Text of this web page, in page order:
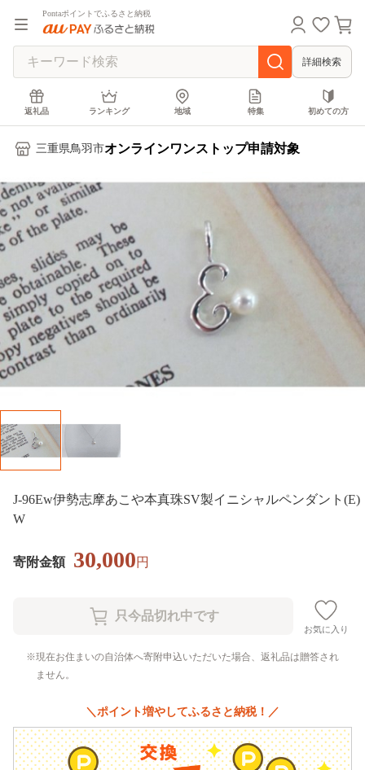
Pontaポイントでふるさと納税
詳細検索
返礼品 ランキング 地域 特集 初めての方
三重県鳥羽市オンラインワンストップ申請対象
J-96Ew伊勢志摩あこや本真珠SV製イニシャルペンダント(E)
W
寄附金額 30,000円
お気に入り
現在お住まいの自治体へ寄附申込いただいた場合、返礼品は贈答され
ません。
＼ポイント増やしてふるさと納税！／